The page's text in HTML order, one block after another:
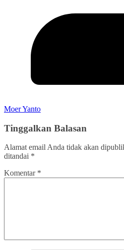
Moer Yanto
Tinggalkan Balasan
Alamat email Anda tidak akan
ditandai *
Komentar *